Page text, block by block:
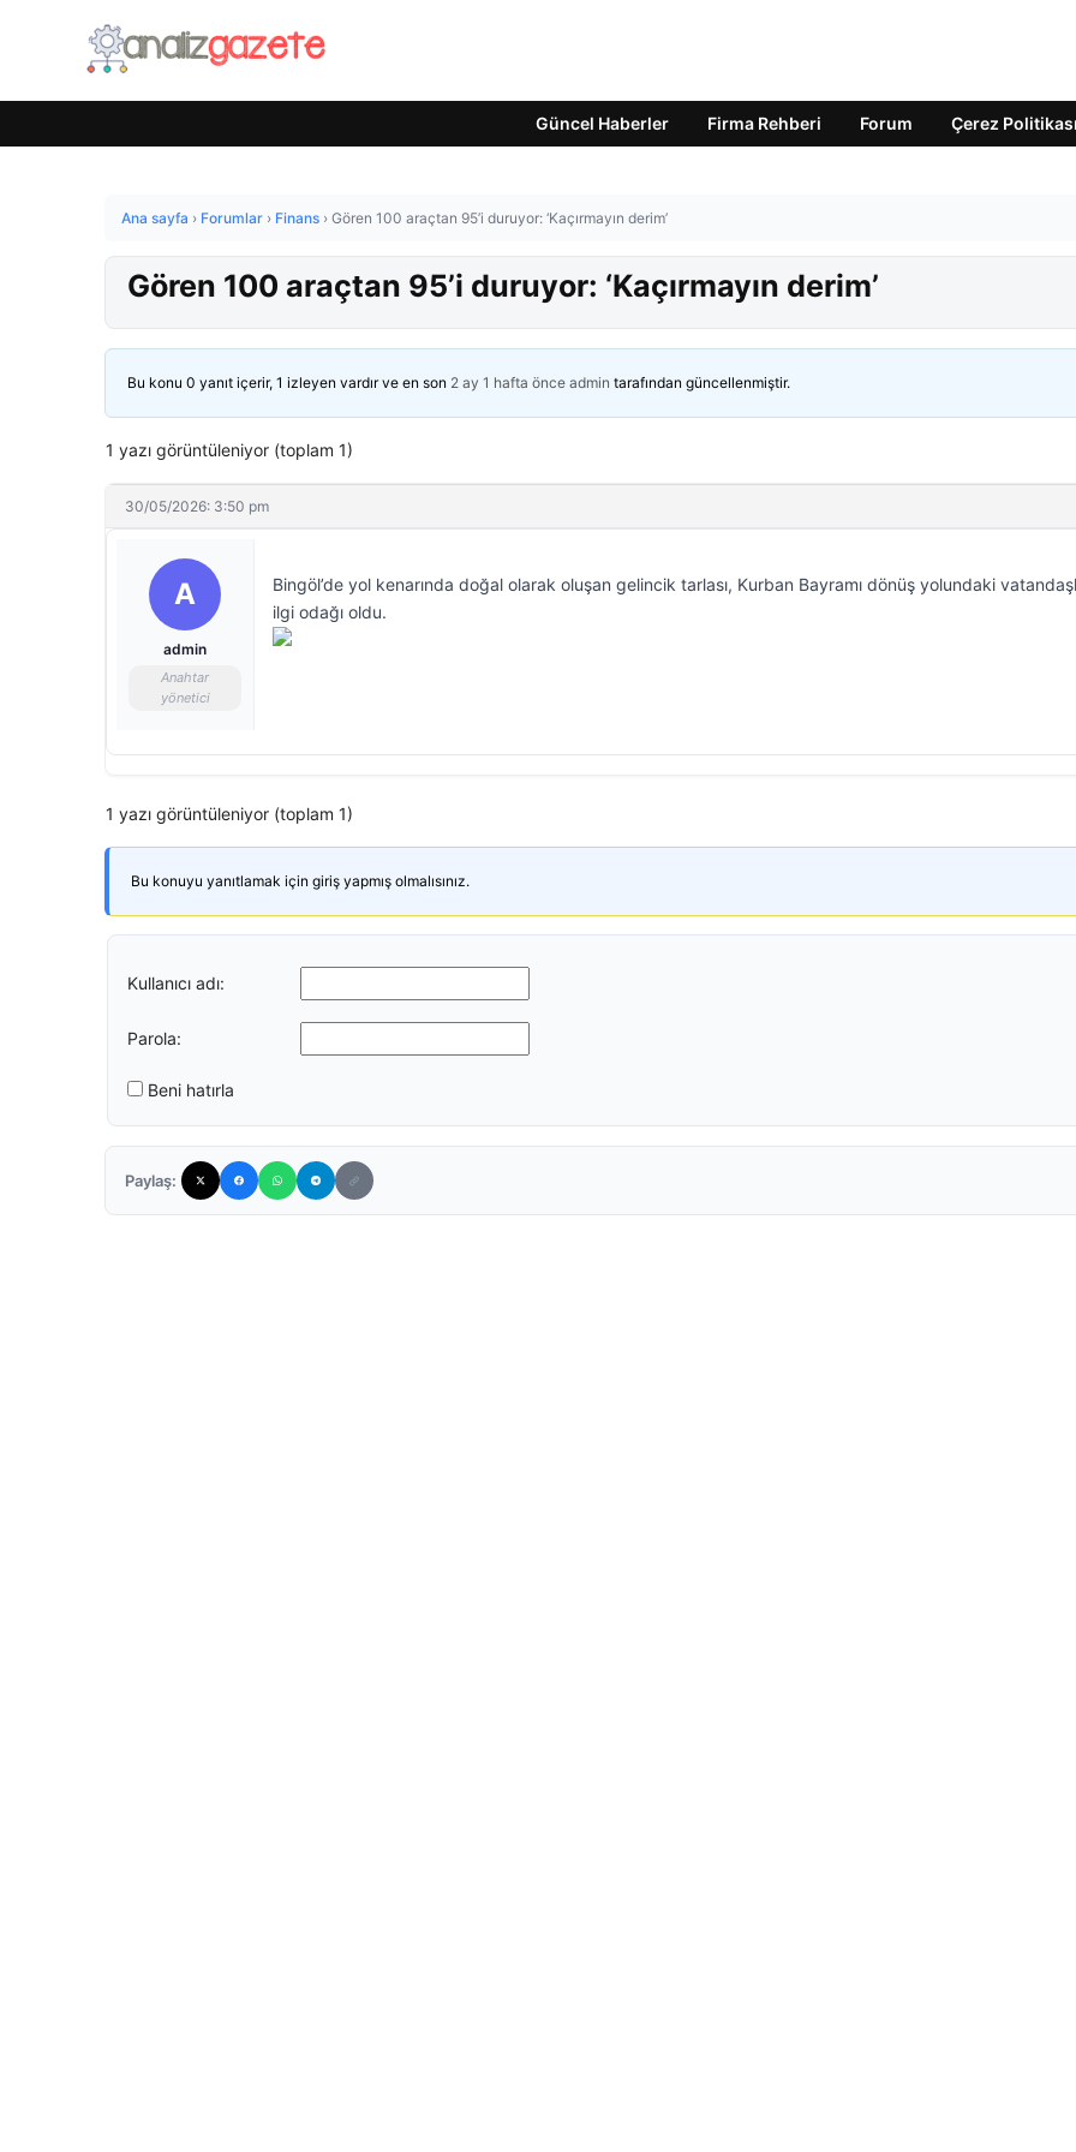
Güncel Haberler Firma Rehberi Forum Çerez Politikası
Ana sayfa › Forumlar › Finans › Gören 100 araçtan 95’i duruyor: ‘Kaçırmayın derim’
Gören 100 araçtan 95’i duruyor: ‘Kaçırmayın derim’
Bu konu 0 yanıt içerir, 1 izleyen vardır ve en son 2 ay 1 hafta önce admin tarafından güncellenmiştir.
1 yazı görüntüleniyor (toplam 1)
30/05/2026: 3:50 pm
A
admin
Anahtar
yönetici
Bingöl’de yol kenarında doğal olarak oluşan gelincik tarlası, Kurban Bayramı dönüş yolundaki
ilgi odağı oldu.
1 yazı görüntüleniyor (toplam 1)
Bu konuyu yanıtlamak için giriş yapmış olmalısınız.
Kullanıcı adı:
Parola:
Beni hatırla
Paylaş: